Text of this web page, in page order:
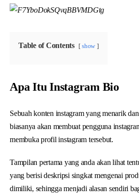
Table of Contents show
Apa Itu Instagram Bio
Sebuah konten instagram yang menarik
biasanya akan membuat pengguna
membuka profil instagram tersebut.
Tampilan pertama yang anda akan lihat
yang berisi deskripsi singkat mengenai
dimiliki, sehingga menjadi alasan sendiri